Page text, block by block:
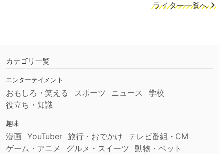
ライター一覧へ
カテゴリ一覧
エンターテイメント
おもしろ・笑える スポーツ ニュース
学校
役立ち・知識
趣味
漫画 YouTuber 旅行・おでかけ
テレビ番組・CM
ゲーム・アニメ
グルメ・スイーツ 動物・ペット